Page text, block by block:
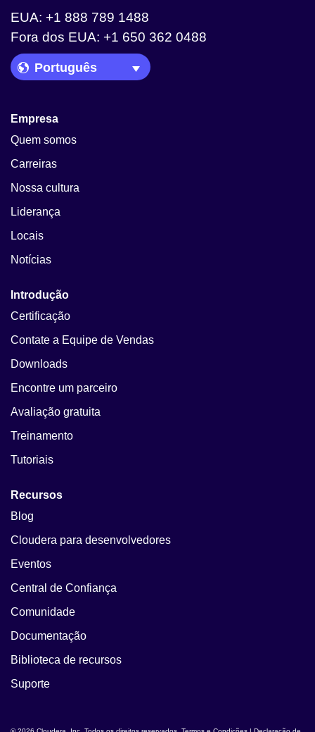
EUA: +1 888 789 1488
Fora dos EUA: +1 650 362 0488
Language Picker
Empresa
Quem somos
Carreiras
Nossa cultura
Liderança
Locais
Notícias
Introdução
Certificação
Contate a Equipe de Vendas
Downloads
Encontre um parceiro
Avaliação gratuita
Treinamento
Tutoriais
Recursos
Blog
Cloudera para desenvolvedores
Eventos
Central de Confiança
Comunidade
Documentação
Biblioteca de recursos
Suporte